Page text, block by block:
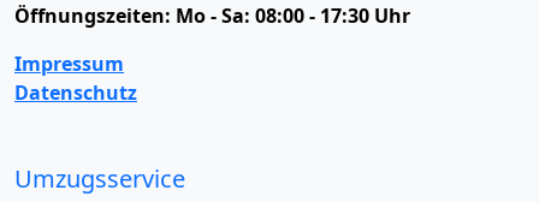
Öffnungszeiten: Mo - Sa: 08:00 - 17:30 Uhr
Impressum
Datenschutz
Umzugsservice